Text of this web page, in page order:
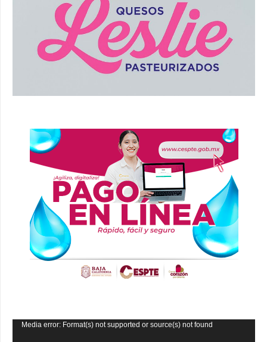
Reproductor
Media error: Format(s) not supported or source(s) not found